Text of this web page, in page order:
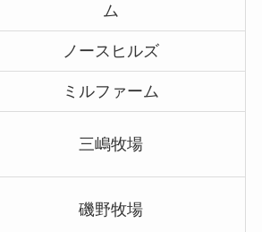
ム
ノースヒルズ
ミルファーム
三嶋牧場
磯野牧場